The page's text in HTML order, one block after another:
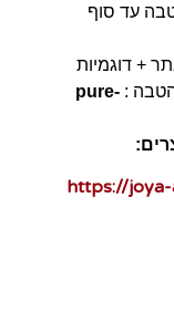
עד סוף
+ דוגמיות
:
pure-
https://